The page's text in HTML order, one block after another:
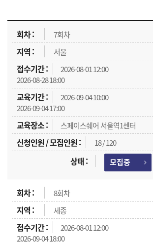
교육신청 목록을 나타낸 표로 회차, 지역, 접수기간, 교육기간, 교육장소, 신청인원/모집인원, 상태로 나뉘어 설명합니다.
7회차
서울
2026-08-01 12:00
2026-08-28 18:00
2026-09-04 10:00
2026-09-04 17:00
스페이스쉐어 서울역1센터
18 / 120
모집중
8회차
세종
2026-08-01 12:00
2026-09-04 18:00